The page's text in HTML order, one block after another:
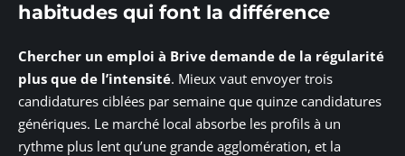
habitudes qui font la différence
Chercher un emploi à Brive demande de la régularité
plus que de l’intensité. Mieux vaut envoyer trois
candidatures ciblées par semaine que quinze candidatures
génériques. Le marché local absorbe les profils à un
rythme plus lent qu’une grande agglomération, et la